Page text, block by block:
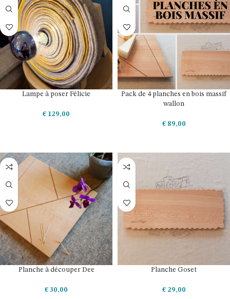
Lampe à poser Félicie
€ 129,00
Pack de 4 planches en bois massif
wallon
€89,00
Planche à découper Dee
€ 30,00
Planche Goset
€29,00